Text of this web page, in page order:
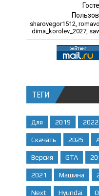
sharovegor1512,
dima_korolev_2027,
ТЕГИ
Для 2019 2022
Скачать 2025
Версия GTA
2021 Машина
Next Hyundai